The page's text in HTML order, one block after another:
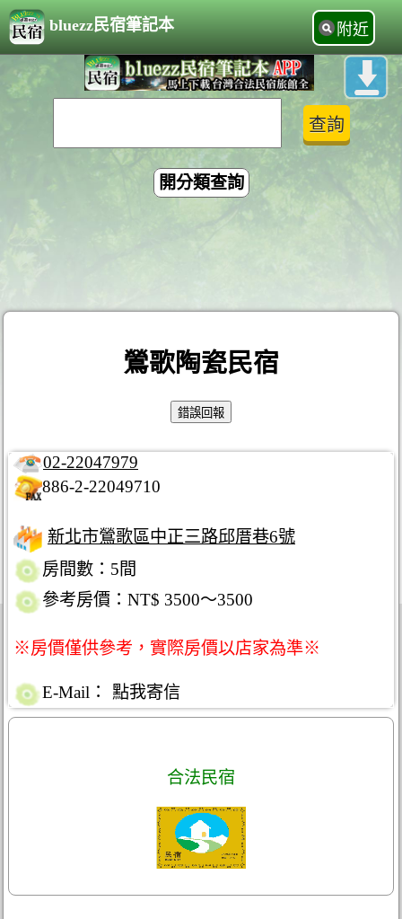
bluezz民宿筆記本 附近
開分類查詢
鶯歌陶瓷民宿
02-22047979
886-2-22049710
新北市鶯歌區中正三路邱厝巷6號
房間數：5間
參考房價：NT$ 3500～3500
※房價僅供參考，實際房價以店家為準※
E-Mail： 點我寄信
合法民宿